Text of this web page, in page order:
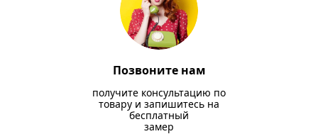
Позвоните нам
получите консультацию по
товару и запишитесь на
бесплатный
замер